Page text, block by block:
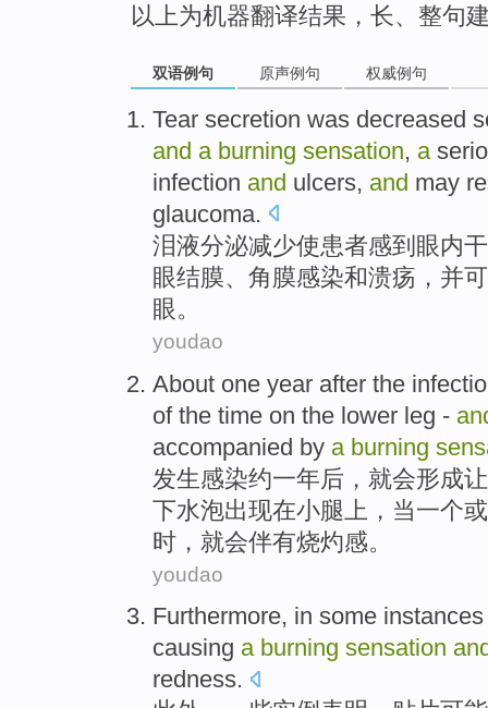
以上为机器翻译结果，长、整句
双语例句 原声例句 权威例句
Tear secretion was decreased
and a burning sensation, a
infection and ulcers, and may
glaucoma.
泪液分泌减少使患者感到 眼内
眼结膜、 角膜感染和溃疡 ，并可
眼。
youdao
About one year after the
ofthe time on the lower leg -
accompanied by a burning
发生感染约一年后 ，就会形成
下水泡出现在小腿上，当一个
时，就会伴有烧灼感。
youdao
Furthermore, in some
causing a burning sensation
redness.